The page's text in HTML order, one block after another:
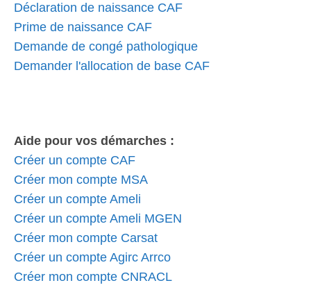
Déclaration de naissance CAF
Prime de naissance CAF
Demande de congé pathologique
Demander l'allocation de base CAF
Aide pour vos démarches :
Créer un compte CAF
Créer mon compte MSA
Créer un compte Ameli
Créer un compte Ameli MGEN
Créer mon compte Carsat
Créer un compte Agirc Arrco
Créer mon compte CNRACL